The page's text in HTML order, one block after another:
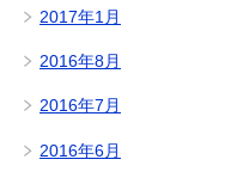
2017年1月
2016年8月
2016年7月
2016年6月